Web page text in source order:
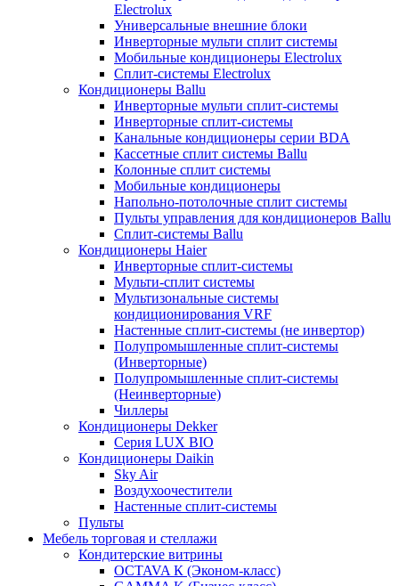
Electrolux
Универсальные внешние блоки
Инверторные мульти сплит системы
Мобильные кондиционеры Electrolux
Сплит-системы Electrolux
Кондиционеры Ballu
Инверторные мульти сплит-системы
Инверторные сплит-системы
Канальные кондиционеры серии BDA
Кассетные сплит системы Ballu
Колонные сплит системы
Мобильные кондиционеры
Напольно-потолочные сплит системы
Пульты управления для кондиционеров Ballu
Сплит-системы Ballu
Кондиционеры Haier
Инверторные сплит-системы
Мульти-сплит системы
Мультизональные системы
кондиционирования VRF
Настенные сплит-системы (не инвертор)
Полупромышленные сплит-системы
(Инверторные)
Полупромышленные сплит-системы
(Неинверторные)
Чиллеры
Кондиционеры Dekker
Серия LUX BIO
Кондиционеры Daikin
Sky Air
Воздухоочестители
Настенные сплит-системы
Пульты
Мебель торговая и стеллажи
Кондитерские витрины
OCTAVA К (Эконом-класс)